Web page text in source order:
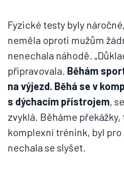
Fyzické testy byly
neměla oproti mužům
nenechala náhodě.
připravovala. Běhám
na výjezd. Běhá se v
s dýchacím přístrojem,
zvyklá. Běháme
komplexní trénink, byl pro
nechala se slyšet.